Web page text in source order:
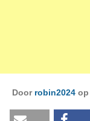
Door robin2024op